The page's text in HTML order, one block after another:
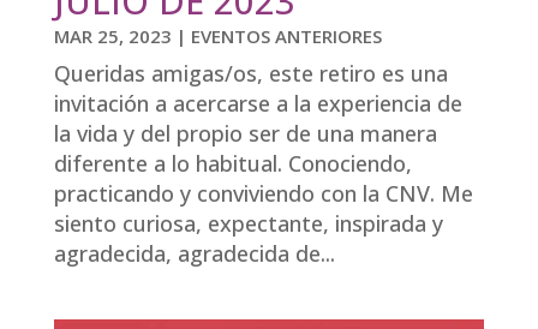
MAR 25, 2023 | EVENTOS ANTERIORES
Queridas amigas/os, este retiro es una
invitación a acercarse a la experiencia de
la vida y del propio ser de una manera
diferente a lo habitual. Conociendo,
practicando y conviviendo con la CNV. Me
siento curiosa, expectante, inspirada y
agradecida, agradecida de...